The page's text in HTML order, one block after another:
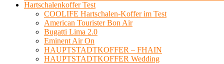
Hartschalenkoffer Test
COOLIFE Hartschalen-Koffer im Test
American Tourister Bon Air
Bugatti Lima 2.0
Eminent Air On
HAUPTSTADTKOFFER – FHAIN
HAUPTSTADTKOFFER Wedding